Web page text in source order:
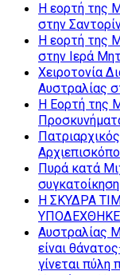
Η εορτή της
στην
Η εορτή της
στην Ιερά
Χειροτονία
Αυστραλίας
Η Εορτή της
Πυρά κατά
συγκατοίκηση
Η ΣΚΥΔΡΑ
ΥΠΟΔΕΧΘΗΚΕ
Αυστραλίας
είναι
γίνεται πύλη